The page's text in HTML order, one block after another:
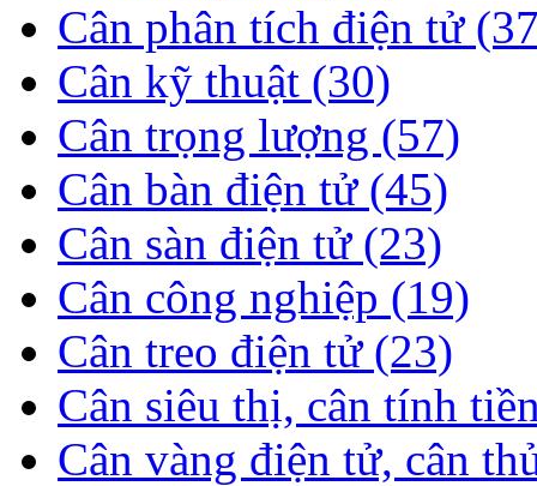
Cân phân tích điện tử
Cân kỹ thuật (30)
Cân trọng lượng (57)
Cân bàn điện tử (45)
Cân sàn điện tử (23)
Cân công nghiệp (19)
Cân treo điện tử (23)
Cân siêu thị, cân tính
Cân vàng điện tử, cân